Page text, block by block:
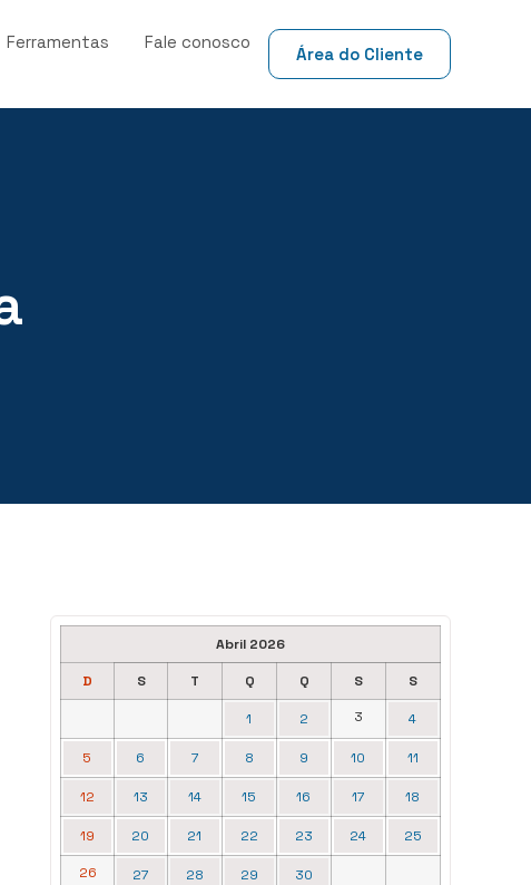
Ferramentas Fale conosco
Área do Cliente
Abril 2026
D S T Q Q S S
1 2 3 4
5 6 7 8 9 10 11
12 13 14 15 16 17 18
19 20 21 22 23 24 25
26 27 28 29 30